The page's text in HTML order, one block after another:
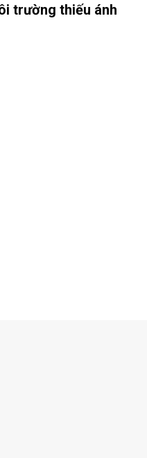
trường thiếu ánh